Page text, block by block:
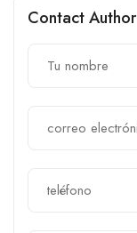
Contact Author